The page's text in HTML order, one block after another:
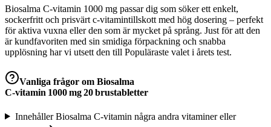
Biosalma C‑vitamin 1000 mg passar dig som söker ett enkelt,
sockerfritt och prisvärt c-vitamintillskott med hög dosering – perfekt
för aktiva vuxna eller den som är mycket på språng. Just för att den
är kundfavoriten med sin smidiga förpackning och snabba
upplösning har vi utsett den till Populäraste valet i årets test.
Vanliga frågor om Biosalma
C‑vitamin 1000 mg 20 brustabletter
Innehåller Biosalma C-vitamin några andra vitaminer eller